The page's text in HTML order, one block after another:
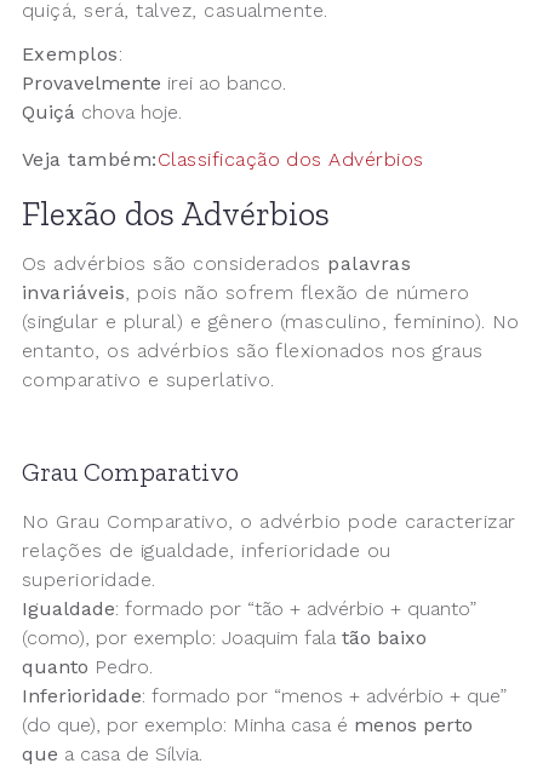
quiçá, será, talvez, casualmente.
Exemplos:
Provavelmente irei ao banco.
Quiçá chova hoje.
Veja também:Classificação dos Advérbios
Flexão dos Advérbios
Os advérbios são considerados palavras
invariáveis , pois não sofrem flexão de número
(singular e plural) e gênero (masculino, feminino). No
entanto, os advérbios são flexionados nos graus
comparativo e superlativo.
Grau Comparativo
No Grau Comparativo, o advérbio pode caracterizar
relações de igualdade, inferioridade ou
superioridade.
Igualdade: formado por “tão + advérbio + quanto”
(como), por exemplo: Joaquim fala tão baixo
quanto Pedro.
Inferioridade: formado por “menos + advérbio + que”
(do que), por exemplo: Minha casa é menos perto
que a casa de Sílvia.